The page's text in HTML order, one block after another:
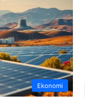
Ekonomi